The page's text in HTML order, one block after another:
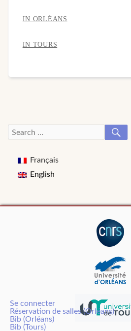
IN ORLÉANS
IN TOURS
Search
Français
English
Se connecter
Réservation de salles (Orléans)
Bib (Orléans)
Bib (Tours)